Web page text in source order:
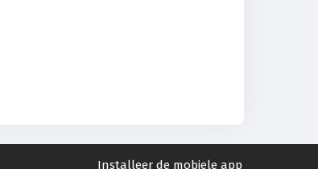
Installeer de mobiele app